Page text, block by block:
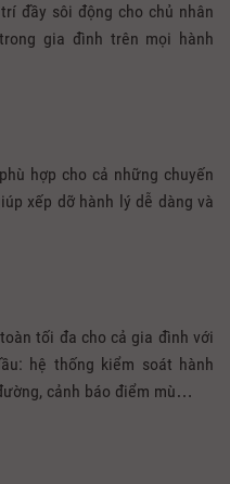
đầy sôi động cho chủ nhân
gia đình trên mọi hành
hợp cho cả những chuyến
xếp dỡ hành lý dễ dàng và
tối đa cho cả gia đình với
hệ thống kiểm soát hành
cảnh báo điểm mù…